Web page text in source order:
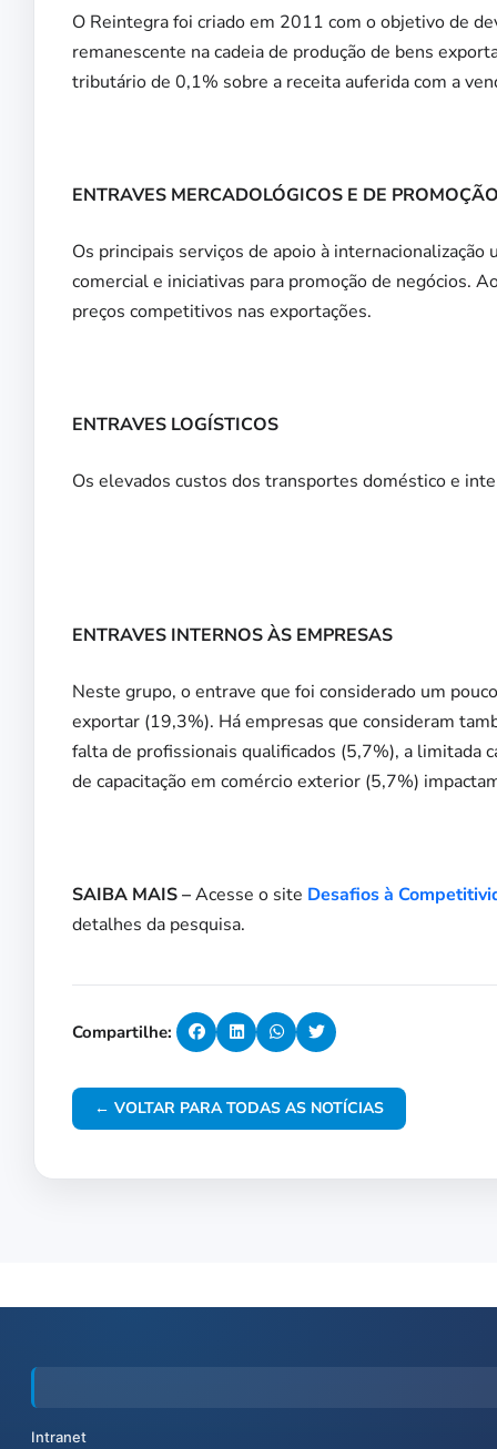
O Reintegra foi criado em 2011 com o objetivo de
remanescente na cadeia de produção de bens
tributário de 0,1% sobre a receita auferida com a
ENTRAVES MERCADOLÓGICOS E DE
Os principais serviços de apoio à
comercial e iniciativas para promoção de negócios.
preços competitivos nas exportações.
ENTRAVES LOGÍSTICOS
Os elevados custos dos transportes doméstico e
ENTRAVES INTERNOS ÀS EMPRESAS
Neste grupo, o entrave que foi considerado um
exportar (19,3%). Há empresas que consideram
falta de profissionais qualificados (5,7%), a limitada
de capacitação em comércio exterior (5,7%)
SAIBA MAIS –Acesse o site Desafios à
detalhes da pesquisa.
Compartilhe:
← VOLTAR PARA TODAS AS NOTÍCIAS
Intranet